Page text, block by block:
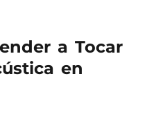
a Tocar
en